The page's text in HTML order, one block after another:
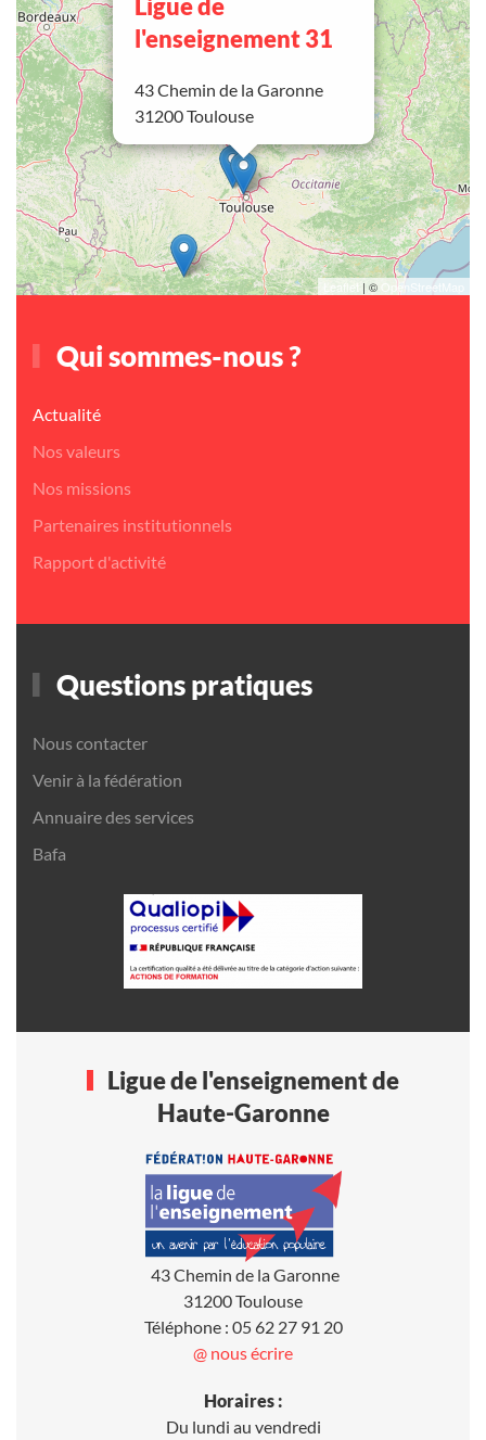
l'enseignement 31
43 Chemin de la Garonne
31200 Toulouse
Leaflet | © OpenStreetMap
Qui sommes-nous ?
Actualité
Nos valeurs
Nos missions
Partenaires institutionnels
Rapport d'activité
Questions pratiques
Nous contacter
Venir à la fédération
Annuaire des services
Bafa
Ligue de l'enseignement de
Haute-Garonne
43 Chemin de la Garonne
31200 Toulouse
Téléphone : 05 62 27 91 20
@ nous écrire
Horaires :
Du lundi au vendredi